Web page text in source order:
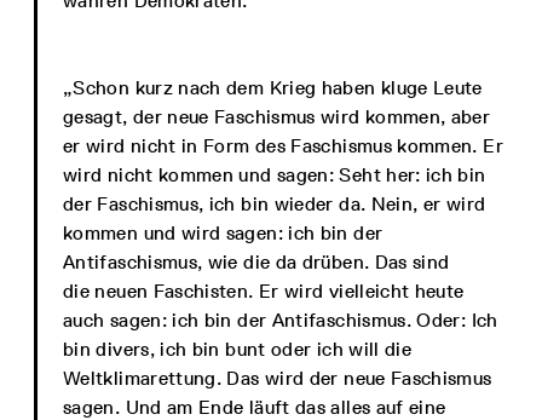
„Schon kurz nach dem Krieg haben kluge Leute
gesagt, der neue Faschismus wird kommen, aber
er wird nicht in Form des Faschismus kommen. Er
wird nicht kommen und sagen: Seht her: ich bin
der Faschismus, ich bin wieder da. Nein, er wird
kommen und wird sagen: ich bin der
Antifaschismus, wie die da drüben. Das sind
die neuen Faschisten. Er wird vielleicht heute
auch sagen: ich bin der Antifaschismus. Oder: Ich
bin divers, ich bin bunt oder ich will die
Weltklimarettung. Das wird der neue Faschismus
sagen. Und am Ende läuft das alles auf eine